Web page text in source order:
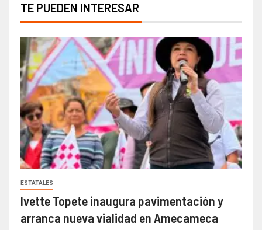
TE PUEDEN INTERESAR
ESTATALES
Ivette Topete inaugura pavimentación y
arranca nueva vialidad en Amecameca